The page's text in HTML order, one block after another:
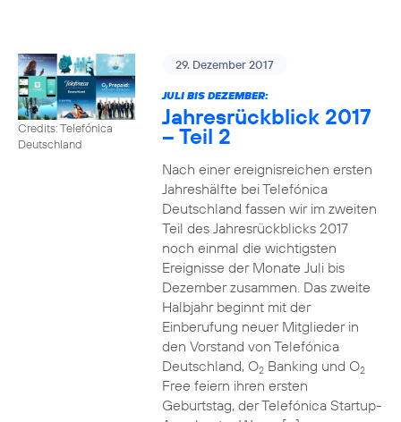
Credits: Telefónica
Deutschland
29. Dezember 2017
JULI BIS DEZEMBER:
Jahresrückblick 2017
– Teil 2
Nach einer ereignisreichen ersten
Jahreshälfte bei Telefónica
Deutschland fassen wir im zweiten
Teil des Jahresrückblicks 2017
noch einmal die wichtigsten
Ereignisse der Monate Juli bis
Dezember zusammen. Das zweite
Halbjahr beginnt mit der
Einberufung neuer Mitglieder in
den Vorstand von Telefónica
Deutschland, O2Banking und O2
Free feiern ihren ersten
Geburtstag, der Telefónica Startup-